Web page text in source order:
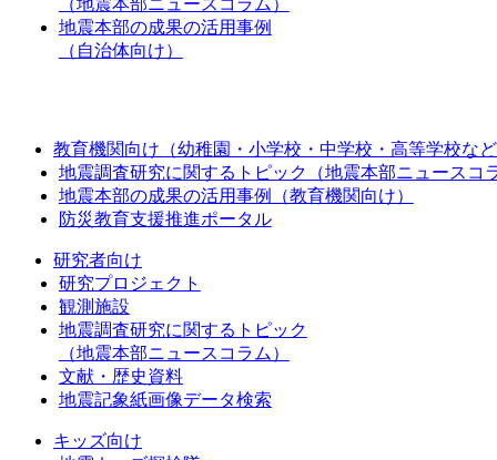
（地震本部ニュースコラム）
地震本部の成果の活用事例
（自治体向け）
教育機関向け（幼稚園・小学校・中学校・高等学校な
地震調査研究に関するトピック（地震本部ニュースコ
地震本部の成果の活用事例（教育機関向け）
防災教育支援推進ポータル
研究者向け
研究プロジェクト
観測施設
地震調査研究に関するトピック
（地震本部ニュースコラム）
文献・歴史資料
地震記象紙画像データ検索
キッズ向け